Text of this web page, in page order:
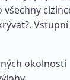
okolností